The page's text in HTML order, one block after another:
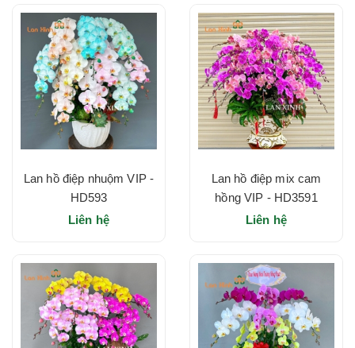
Lan hồ điệp nhuộm VIP -
HD593
Liên hệ
Lan hồ điệp mix cam
hồng VIP - HD3591
Liên hệ